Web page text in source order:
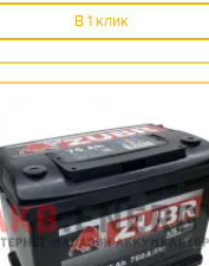
В 1 клик